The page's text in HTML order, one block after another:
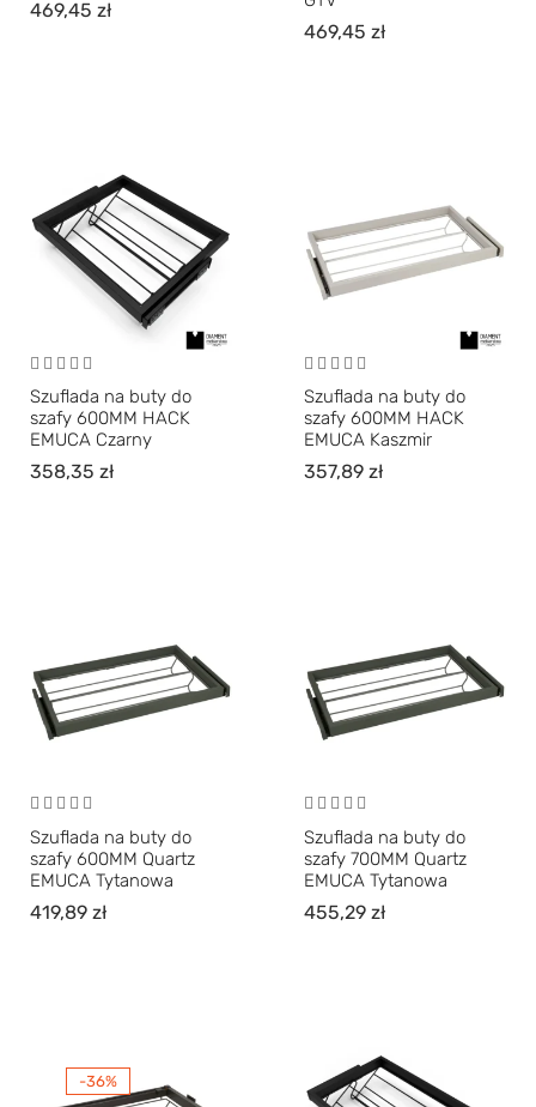
469,45 zł
469,45 zł
Szuflada na buty do
szafy 600MM HACK
EMUCA Czarny
358,35 zł
Szuflada na buty do
szafy 600MM HACK
EMUCA Kaszmir
357,89 zł
Szuflada na buty do
szafy 600MM Quartz
EMUCA Tytanowa
419,89 zł
Szuflada na buty do
szafy 700MM Quartz
EMUCA Tytanowa
455,29 zł
-36%